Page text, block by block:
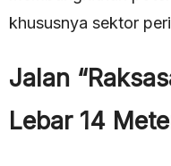
khususnya sektor
Jalan
Lebar 14